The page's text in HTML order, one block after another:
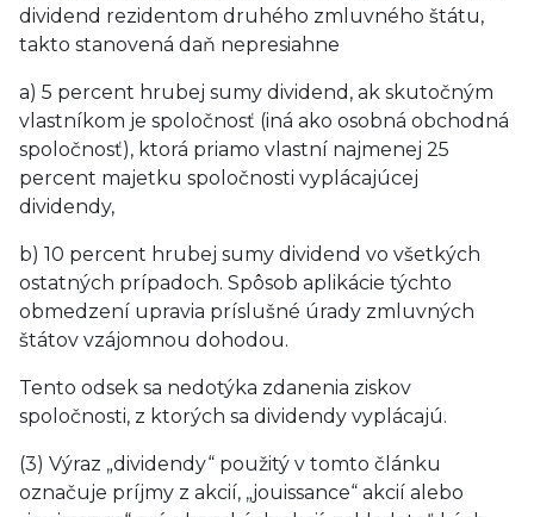
dividend rezidentom druhého zmluvného štátu,
takto stanovená daň nepresiahne
a) 5 percent hrubej sumy dividend, ak skutočným
vlastníkom je spoločnosť (iná ako osobná obchodná
spoločnosť), ktorá priamo vlastní najmenej 25
percent majetku spoločnosti vyplácajúcej
dividendy,
b) 10 percent hrubej sumy dividend vo všetkých
ostatných prípadoch. Spôsob aplikácie týchto
obmedzení upravia príslušné úrady zmluvných
štátov vzájomnou dohodou.
Tento odsek sa nedotýka zdanenia ziskov
spoločnosti, z ktorých sa dividendy vyplácajú.
(3) Výraz „dividendy“ použitý v tomto článku
označuje príjmy z akcií, „jouissance“ akcií alebo